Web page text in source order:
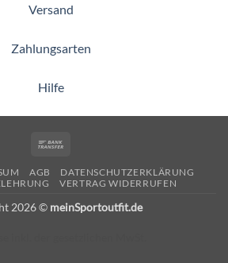
Versand
Zahlungsarten
Hilfe
AGB
DATENSCHUTZERKLÄRUNG
VERTRAG WIDERRUFEN
2026 © meinSportoutfit.de